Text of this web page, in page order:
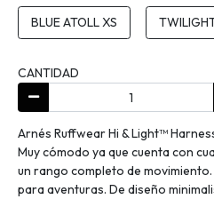
BLUE ATOLL XS
CANTIDAD
Arnés Ruffwear Hi & Light™
Muy cómodo ya que cuenta con
un rango completo de
para aventuras. De diseño